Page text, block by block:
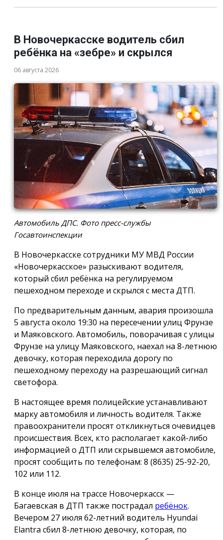
В Новочеркасске водитель сбил
ребёнка на «зебре» и скрылся
06 августа 2026
Автомобиль ДПС. Фото пресс-службы
Госавтоинспекции
В Новочеркасске сотрудники МУ МВД России
«Новочеркасское» разыскивают водителя,
который сбил ребёнка на регулируемом
пешеходном переходе и скрылся с места ДТП.
По предварительным данным, авария произошла
5 августа около 19:30 на пересечении улиц Фрунзе
и Маяковского. Автомобиль, поворачивая с улицы
Фрунзе на улицу Маяковского, наехал на 8-летнюю
девочку, которая переходила дорогу по
пешеходному переходу на разрешающий сигнал
светофора.
В настоящее время полицейские устанавливают
марку автомобиля и личность водителя. Также
правоохранители просят откликнуться очевидцев
происшествия. Всех, кто располагает какой-либо
информацией о ДТП или скрывшемся автомобиле,
просят сообщить по телефонам: 8 (8635) 25-92-20,
102 или 112.
В конце июля на трассе Новочеркасск —
Багаевская в ДТП также пострадал ребёнок.
Вечером 27 июля 62-летний водитель Hyundai
Elantra сбил 8-летнюю девочку, которая, по